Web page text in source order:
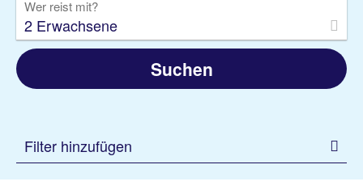
Wer reist mit?
2 Erwachsene
Suchen
Filter hinzufügen